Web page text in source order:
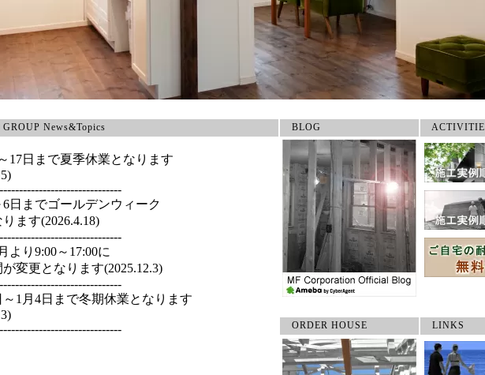
News&Topics BLOG
ORDER HOUSE LINKS